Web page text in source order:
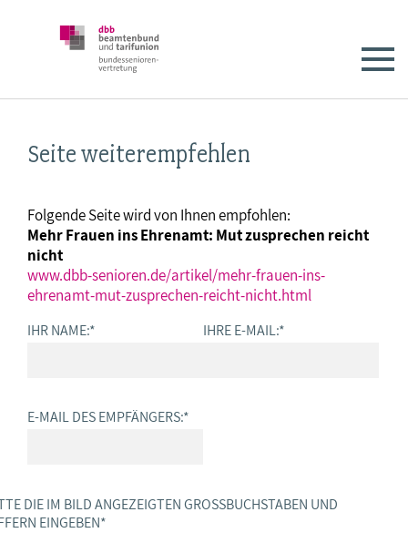
Seite weiterempfehlen
Folgende Seite wird von Ihnen empfohlen:
Mehr Frauen ins Ehrenamt: Mut zusprechen reicht
nicht
www.dbb-senioren.de/artikel/mehr-frauen-ins-
ehrenamt-mut-zusprechen-reicht-nicht.html
IHR NAME:* IHRE E-MAIL:*
E-MAIL DES EMPFÄNGERS:*
DIE IM BILD ANGEZEIGTEN GROSSBUCHSTABEN UND Z
EINGEBEN *